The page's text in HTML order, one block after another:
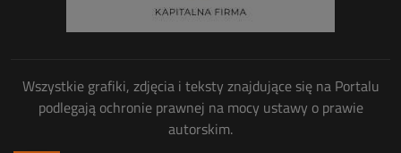
Wszystkie grafiki, zdjęcia i teksty znajdujące się na Portalu
podlegają ochronie prawnej na mocy ustawy o prawie
autorskim.